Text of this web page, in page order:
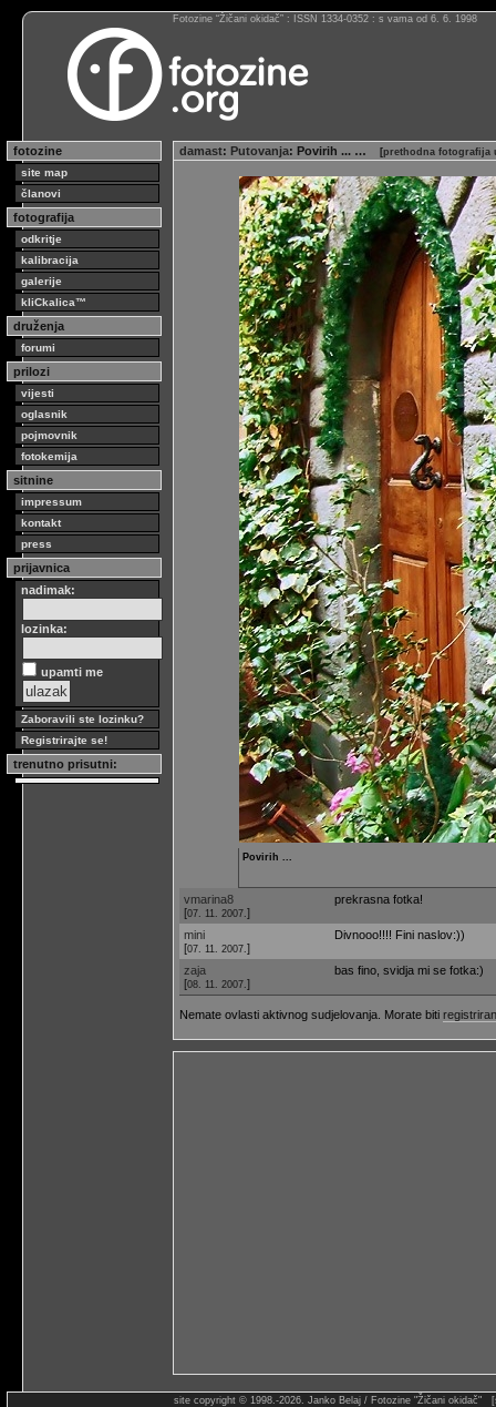
Fotozine “Žičani okidač” : ISSN 1334-0352 : s vama od 6. 6. 1998
fotozine
site map
članovi
fotografija
odkritje
kalibracija
galerije
kliCkalica™
druženja
forumi
prilozi
vijesti
oglasnik
pojmovnik
fotokemija
sitnine
impressum
kontakt
press
prijavnica
nadimak:
lozinka:
upamti me
Zaboravili ste lozinku?
Registrirajte se!
trenutno prisutni:
damast: Putovanja: Povirih ... … [prethodna fotografija
Povirih ...
vmarina8
[07. 11. 2007. ]
prekrasna fotka!
mini
[07. 11. 2007. ]
Divnooo!!!! Fini naslov:))
zaja
[08. 11. 2007. ]
bas fino, svidja mi se fotka:)
Nemate ovlasti aktivnog sudjelovanja. Morate biti
site copyright © 1998.-2026. Janko Belaj / Fotozine "Žičani okidač"